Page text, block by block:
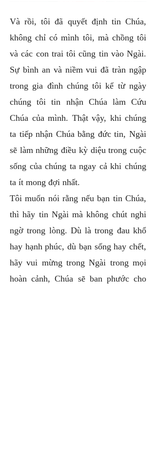
Và rồi, tôi đã quyết định tin Chúa,
không chỉ có mình tôi, mà chồng tôi
và các con trai tôi cũng tin vào Ngài.
Sự bình an và niềm vui đã tràn ngập
trong gia đình chúng tôi kể từ ngày
chúng tôi tin nhận Chúa làm Cứu
Chúa của mình. Thật vậy, khi chúng
ta tiếp nhận Chúa bằng đức tin, Ngài
sẽ làm những điều kỳ diệu trong cuộc
sống của chúng ta ngay cả khi chúng
ta ít mong đợi nhất.
Tôi muốn nói rằng nếu bạn tin Chúa,
thì hãy tin Ngài mà không chút nghi
ngờ trong lòng. Dù là trong đau khổ
hay hạnh phúc, dù bạn sống hay chết,
hãy vui mừng trong Ngài trong mọi
hoàn cảnh, Chúa sẽ ban phước cho